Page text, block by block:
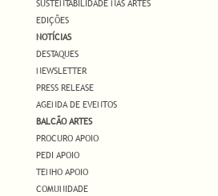
SUSTENTABILIDADE NAS ARTES
EDIÇÕES
NOTÍCIAS
DESTAQUES
NEWSLETTER
PRESS RELEASE
AGENDA DE EVENTOS
BALCÃO ARTES
PROCURO APOIO
PEDI APOIO
TENHO APOIO
COMUNIDADE